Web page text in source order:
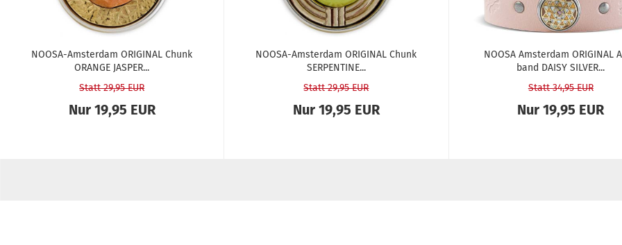
NOOSA-​​Ams­ter­dam ORI­GI­NAL Chunk
ORAN­GE JASPER...
Statt 29,95 EUR
Nur 19,95 EUR
NOOSA-​​Ams­ter­dam ORI­GI­NAL Chunk
SER­PEN­TI­NE...
Statt 29,95 EUR
Nur 19,95 EUR
NOOSA Ams­ter­dam ORI­GI­NAL
band DAISY SIL­VER...
Statt 34,95 EUR
Nur 19,95 EUR